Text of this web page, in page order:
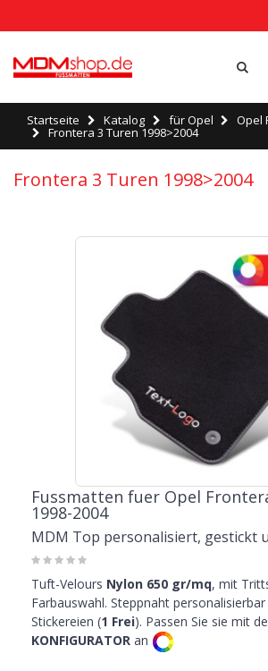
Startseite Katalog für Opel Opel
Frontera 3 Turen 1998>2004
Frontera 3 Turen 1998>2004
Fussmatten fuer Opel
1998-2004
MDM Top personalisiert, gestickt
Tuft-Velours Nylon 650 gr/mq, mit
Farbauswahl. Steppnaht
Stickereien (1 Frei). Passen Sie sie mit
KONFIGURATOR an